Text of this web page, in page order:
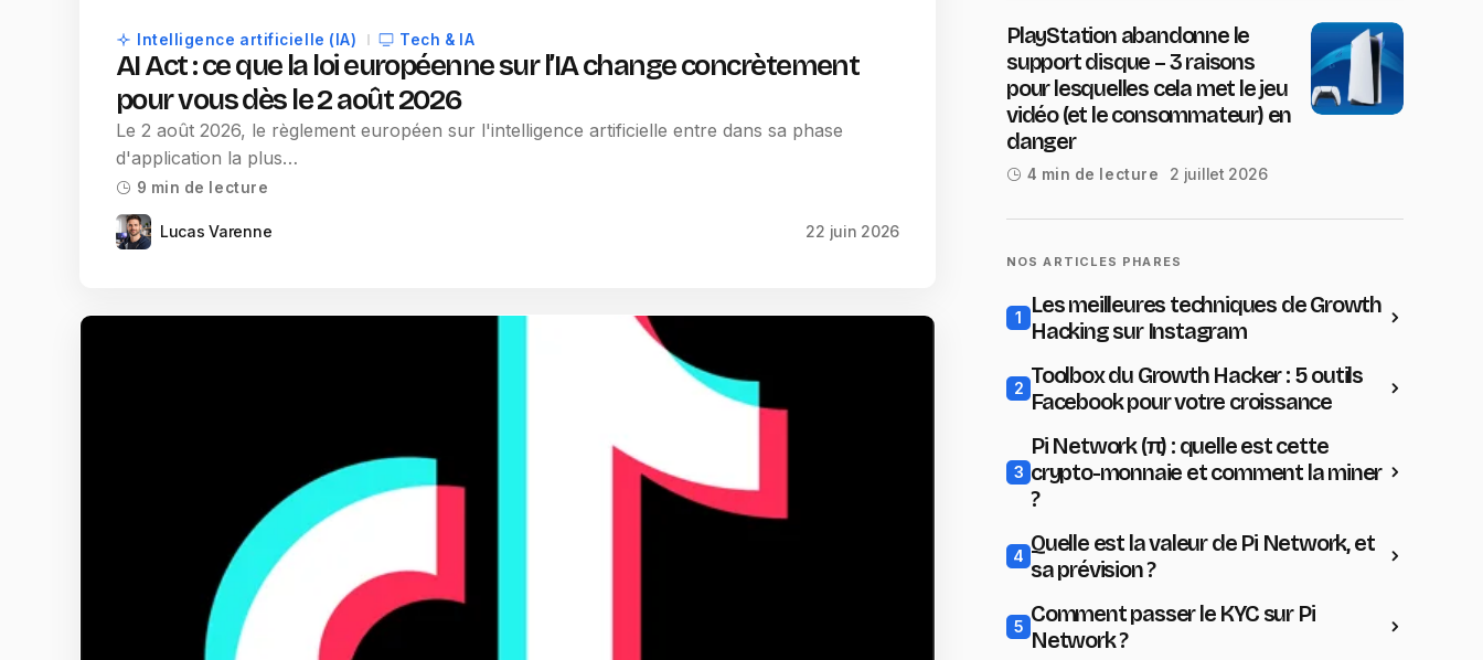
Intelligence artificielle (IA) Tech & IA
AI Act : ce que la loi européenne sur l’IA change concrètement
pour vous dès le 2 août 2026
Le 2 août 2026, le règlement européen sur l'intelligence artificielle entre dans sa phase
d'application la plus…
9 min de lecture
Lucas Varenne 22 juin 2026
PlayStation abandonne le
support disque – 3 raisons
pour lesquelles cela met le jeu
vidéo (et le consommateur) en
danger
4 min de lecture 2 juillet 2026
NOS ARTICLES PHARES
1
Les meilleures techniques de Growth
Hacking sur Instagram
2 Toolbox du Growth Hacker : 5 outils
Facebook pour votre croissance
3
Pi Network (π) : quelle est cette
crypto-monnaie et comment la miner
?
4 Quelle est la valeur de Pi Network, et
sa prévision ?
5 Comment passer le KYC sur Pi
Network ?